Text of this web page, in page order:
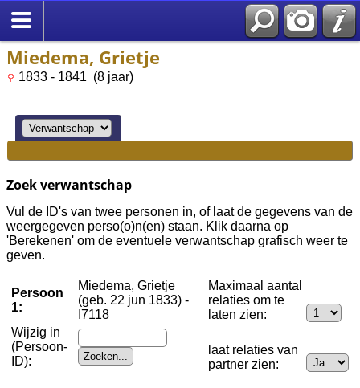
Miedema, Grietje
1833 - 1841 (8 jaar)
Zoek verwantschap
Vul de ID's van twee personen in, of laat de gegevens van de
weergegeven perso(o)n(en) staan. Klik daarna op
'Berekenen' om de eventuele verwantschap grafisch weer te
geven.
Persoon
1:
Miedema, Grietje
(geb. 22 jun 1833) -
I7118
Wijzig in
(Persoon-
ID):
Maximaal aantal
relaties om te
laten zien:
laat relaties van
partner zien: